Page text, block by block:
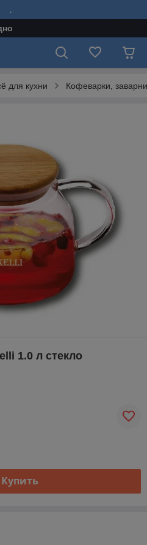
.
для кухни Кофеварки,
1.0 л стекло
Купить